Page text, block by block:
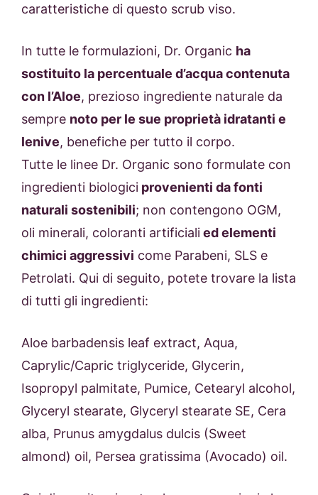
caratteristiche di questo scrub viso.
In tutte le formulazioni, Dr. Organic ha
sostituito la percentuale d’acqua contenuta
con l’Aloe, prezioso ingrediente naturale da
sempre noto per le sue proprietà idratanti e
lenive, benefiche per tutto il corpo.
Tutte le linee Dr. Organic sono formulate con
ingredienti biologici provenienti da fonti
naturali sostenibili; non contengono OGM,
oli minerali, coloranti artificialied elementi
chimici aggressivi come Parabeni, SLS e
Petrolati. Qui di seguito, potete trovare la lista
di tutti gli ingredienti:
Aloe barbadensis leaf extract, Aqua,
Caprylic/Capric triglyceride, Glycerin,
Isopropyl palmitate, Pumice, Cetearyl alcohol,
Glyceryl stearate, Glyceryl stearate SE, Cera
alba, Prunus amygdalus dulcis (Sweet
almond) oil, Persea gratissima (Avocado) oil.